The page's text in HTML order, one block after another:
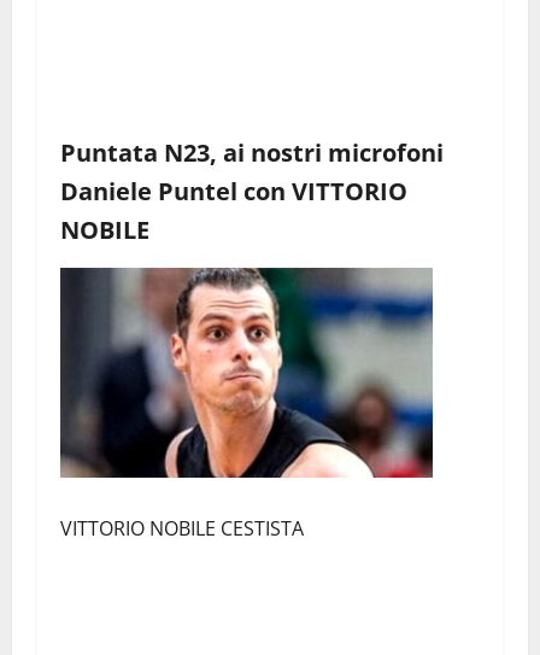
Puntata N23, ai nostri microfoni
Daniele Puntel con VITTORIO
NOBILE
VITTORIO NOBILE CESTISTA